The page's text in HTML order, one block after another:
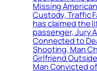
Missing
Custody, Traffic
has claimed the
passenger, Jury
Connected to
Shooting, Man
Girlfriend
Man Convicted